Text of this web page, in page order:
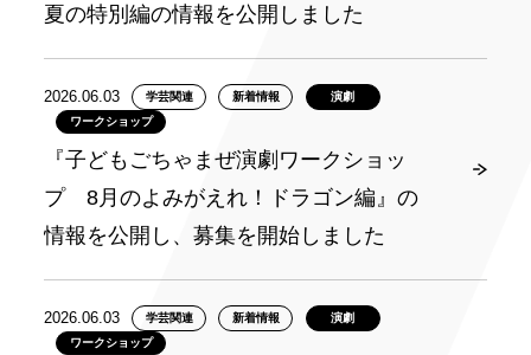
夏の特別編の情報を公開しました
2026.06.03 学芸関連 新着情報
演劇
ワークショップ
『子どもごちゃまぜ演劇ワークショッ
プ 8月のよみがえれ！ドラゴン編』の
情報を公開し、募集を開始しました
2026.06.03 学芸関連 新着情報
演劇
ワークショップ